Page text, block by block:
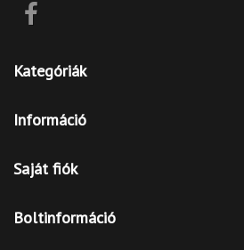
Kategóriák
Információ
Saját fiók
Boltinformáció